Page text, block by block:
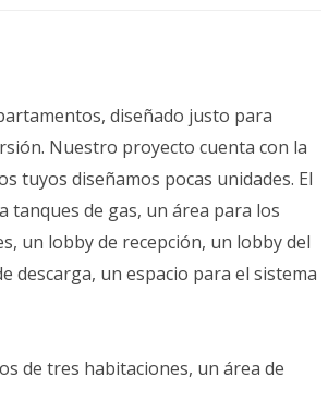
diseñado justo para
Nuestro proyecto cuenta con la
tuyos diseñamos pocas unidades. El
tanques de gas, un área para los
un lobby de recepción, un lobby del
descarga, un espacio para el sistema
de tres habitaciones, un área de